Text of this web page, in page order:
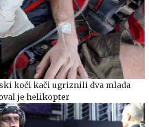
koči kači ugriznili dva mlada
je helikopter